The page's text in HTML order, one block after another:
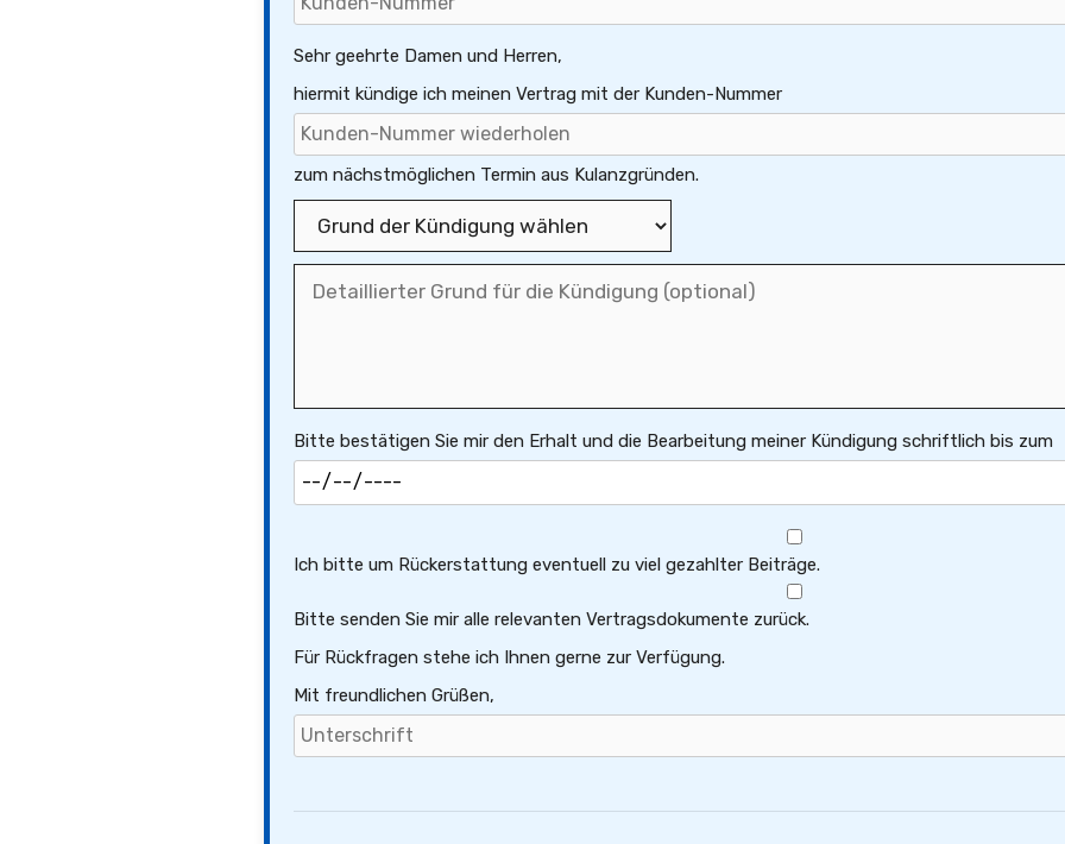
Sehr geehrte Damen und Herren,
hiermit kündige ich meinen Vertrag mit der Kunden-Nummer
zum nächstmöglichen Termin aus Kulanzgründen.
Bitte bestätigen Sie mir den Erhalt und die Bearbeitung meiner Kündigung schriftlich bis zum
Ich bitte um Rückerstattung eventuell zu viel gezahlter Beiträge.
Bitte senden Sie mir alle relevanten Vertragsdokumente zurück.
Für Rückfragen stehe ich Ihnen gerne zur Verfügung.
Mit freundlichen Grüßen,